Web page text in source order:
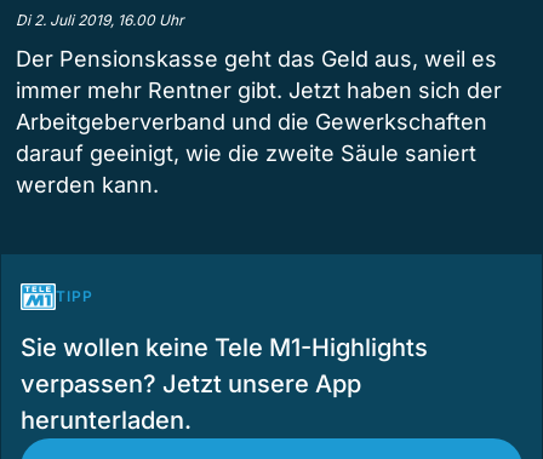
Di 2. Juli 2019, 16.00 Uhr
Der Pensionskasse geht das Geld aus, weil es
immer mehr Rentner gibt. Jetzt haben sich der
Arbeitgeberverband und die Gewerkschaften
darauf geeinigt, wie die zweite Säule saniert
werden kann.
TIPP
Sie wollen keine Tele M1-Highlights
verpassen? Jetzt unsere App
herunterladen.